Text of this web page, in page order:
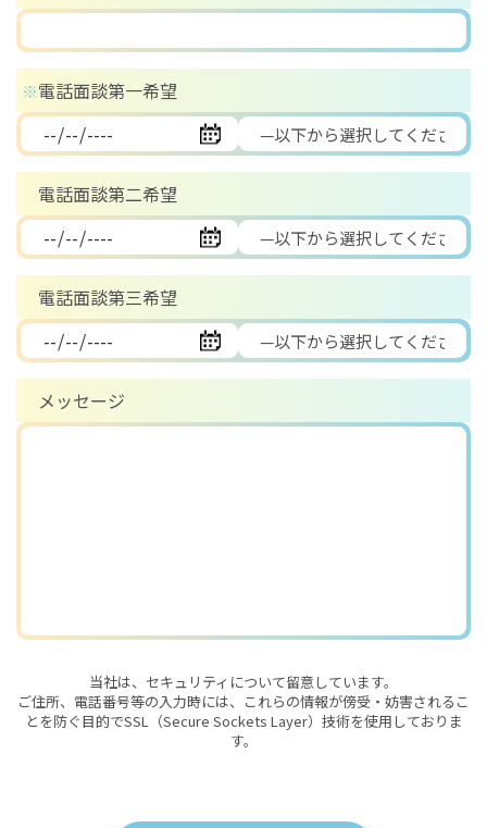
※電話面談第一希望
電話面談第二希望
電話面談第三希望
メッセージ
当社は、セキュリティについて留意しています。
ご住所、電話番号等の入力時には、 これらの情報が傍受・妨害されるこ
とを防ぐ目的でSSL（Secure Sockets Layer）技術を使用しておりま
す。